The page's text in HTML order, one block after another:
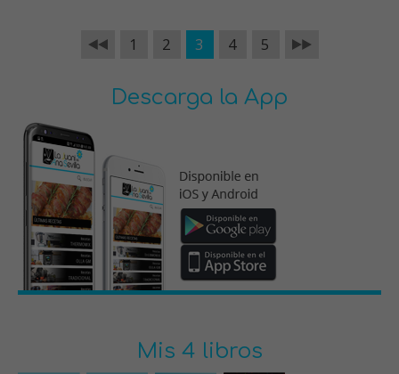
1 2 3 4 5
Descarga la App
Mis 4 libros